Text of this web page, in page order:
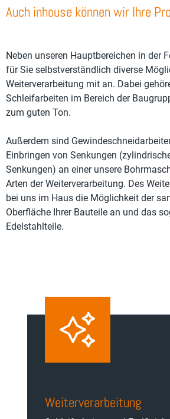
Auch inhouse können wir Ihre
Neben unseren Hauptbereichen in der
für Sie selbstverständlich diverse
Weiterverarbeitung mit an. Dabei
Schleifarbeiten im Bereich der
zum guten Ton.
Außerdem sind
Einbringen von Senkungen
Senkungen) an einer unsere
Arten der Weiterverarbeitung. Des
bei uns im Haus die Möglichkeit der
Oberfläche Ihrer Bauteile an und das
Edelstahlteile.
Weiterverarbeitung